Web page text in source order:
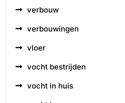
verbouw
verbouwingen
vloer
vocht bestrijden
vocht in huis